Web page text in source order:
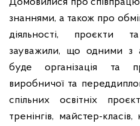
знаннями, а також про
діяльності, проєкти
зауважили, що одними з
буде організація та
виробничої та
спільних освітніх
тренінгів, майстер-класів,